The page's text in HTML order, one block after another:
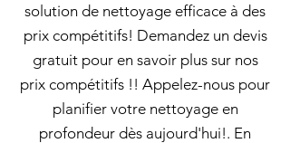
solution de nettoyage efficace à des
prix compétitifs! Demandez un devis
gratuit pour en savoir plus sur nos
prix compétitifs !! Appelez-nous pour
planifier votre nettoyage en
profondeur dès aujourd'hui!. En